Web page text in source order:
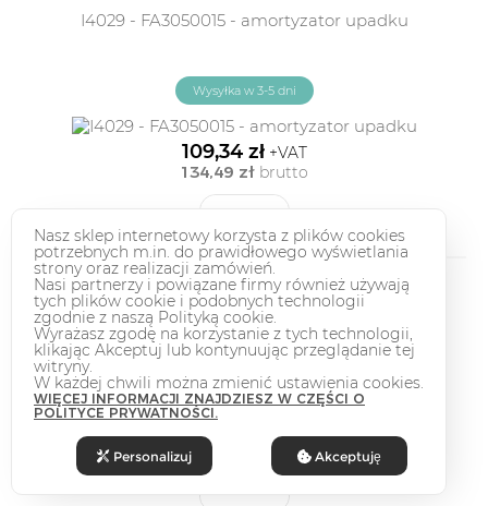
I4029 - FA3050015 - amortyzator upadku
Wysyłka w 3-5 dni
109,34 zł+VAT
134,49 zł brutto
LANEX897100 - KOTWICA 10MM
18,46 zł
22,71 zł brutto
Nasz sklep internetowy korzysta z plików cookies
potrzebnych m.in. do prawidłowego wyświetlania
strony oraz realizacji zamówień.
Nasi partnerzy i powiązane firmy również używają
tych plików cookie i podobnych technologii
zgodnie z naszą Polityką cookie.
Wyrażasz zgodę na korzystanie z tych technologii,
klikając Akceptuj lub kontynuując przeglądanie tej
witryny.
W każdej chwili można zmienić ustawienia cookies.
WIĘCEJ INFORMACJI ZNAJDZIESZ W CZĘŚCI O
POLITYCE PRYWATNOŚCI.
Personalizuj Akceptuję